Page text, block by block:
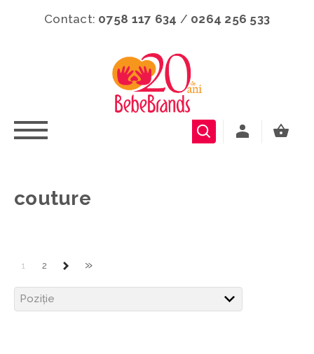
Contact: 0758 117 634 / 0264 256 533
couture
1 2 »